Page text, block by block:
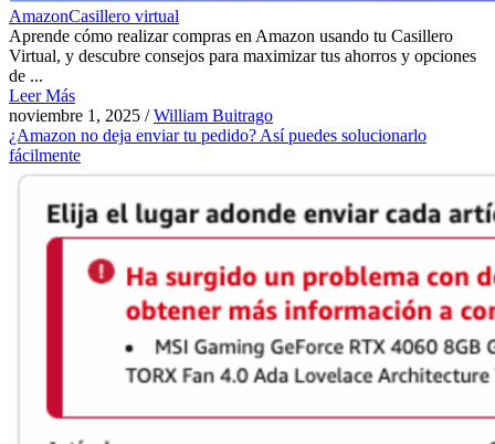
AmazonCasillero virtual
Aprende cómo realizar compras en Amazon usando tu Casillero
Virtual, y descubre consejos para maximizar tus ahorros y opciones
de ...
Leer Más
noviembre 1, 2025 /William Buitrago
¿Amazon no deja enviar tu pedido? Así puedes solucionarlo
fácilmente